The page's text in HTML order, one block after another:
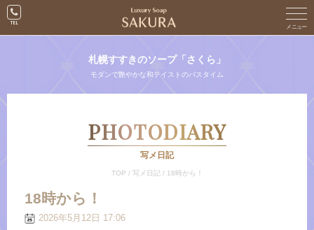
札幌すすきのソープ「さくら」
モダンで艶やかな和テイストのバスタイム
PHOTODIARY
写メ日記
TOP / 写メ日記 / 18時から！
18時から！
2026年5月12日 17:06